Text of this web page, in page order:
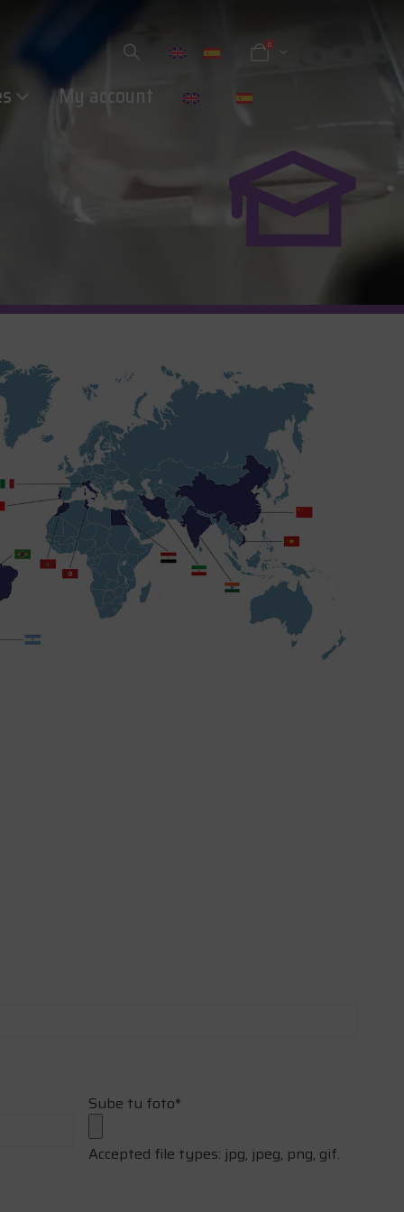
0
My account
Sube tu foto*
Accepted file types: jpg, jpeg, png, gif.